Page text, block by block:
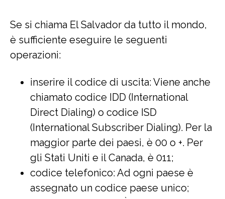
Se si chiama El Salvador da tutto il mondo,
è sufficiente eseguire le seguenti
operazioni:
inserire il codice di uscita: Viene anche
chiamato codice IDD (International
Direct Dialing) o codice ISD
(International Subscriber Dialing). Per la
maggior parte dei paesi, è 00 o +. Per
gli Stati Uniti e il Canada, è 011;
codice telefonico: Ad ogni paese è
assegnato un codice paese unico;